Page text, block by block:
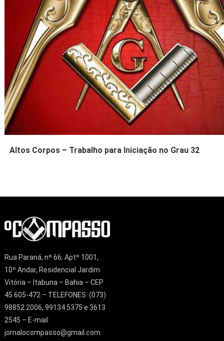
Altos Corpos – Trabalho para Iniciação no Grau 32
Rua Paraná, nº 66, Aptº 1001,
10º Andar, Residencial Jardim
Vitória – Itabuna – Bahia – CEP
45.605-472 – TELEFONES: (073)
98852 2006, 99134 5375 e 3613
2545 – E-mail:
jornalocompasso@gmail.com